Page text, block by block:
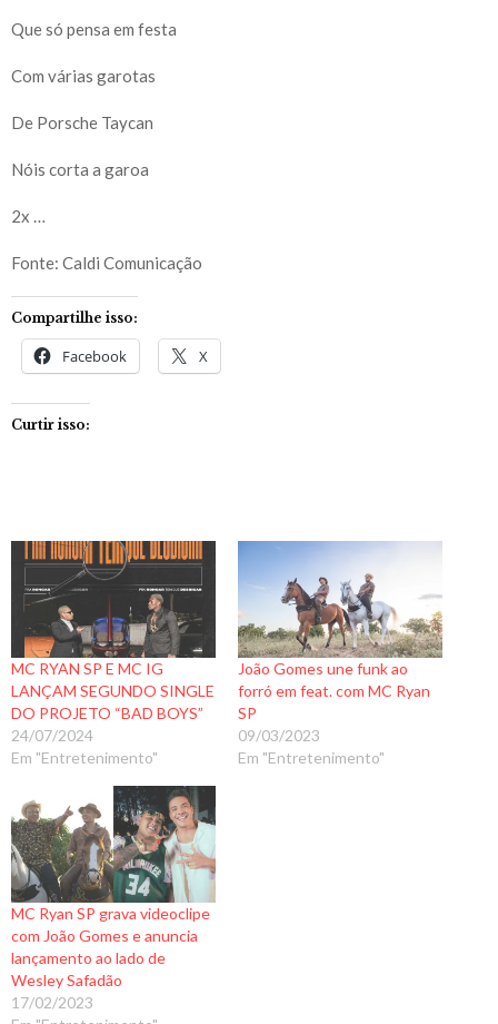
Que só pensa em festa
Com várias garotas
De Porsche Taycan
Nóis corta a garoa
2x …
Fonte: Caldi Comunicação
Compartilhe isso:
Facebook X
Curtir isso:
MC RYAN SP E MC IG
LANÇAM SEGUNDO SINGLE
DO PROJETO “BAD BOYS”
24/07/2024
Em "Entretenimento"
João Gomes une funk ao
forró em feat. com MC Ryan
SP
09/03/2023
Em "Entretenimento"
MC Ryan SP grava videoclipe
com João Gomes e anuncia
lançamento ao lado de
Wesley Safadão
17/02/2023